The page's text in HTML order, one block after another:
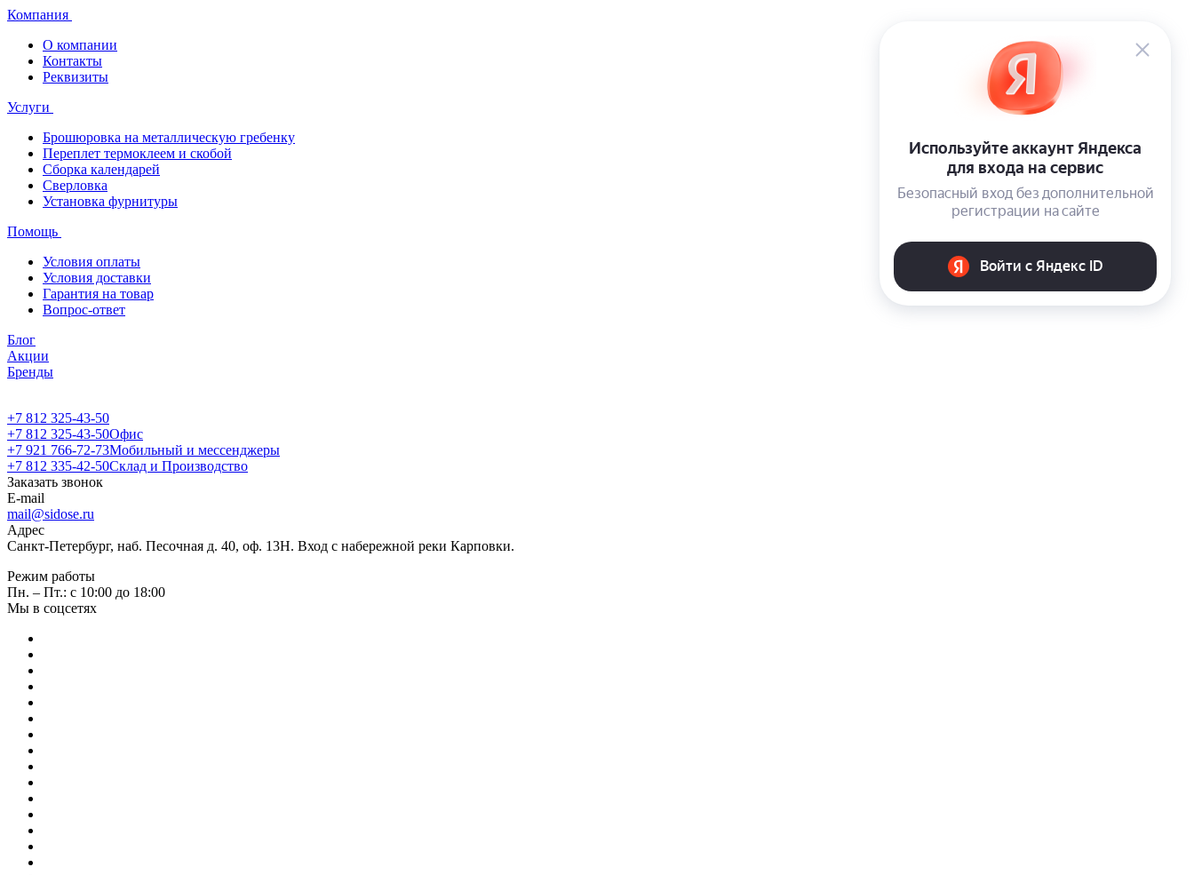
Компания
О компании
Контакты
Реквизиты
Услуги
Брошюровка на металлическую гребенку
Переплет термоклеем и скобой
Сборка календарей
Сверловка
Установка фурнитуры
Помощь
Условия оплаты
Условия доставки
Гарантия на товар
Вопрос-ответ
Блог
Акции
Бренды
+7 812 325-43-50
+7 812 325-43-50Офис
+7 921 766-72-73Мобильный и мессенджеры
+7 812 335-42-50Склад и Производство
Заказать звонок
E-mail
mail@sidose.ru
Адрес
Санкт-Петербург, наб. Песочная д. 40, оф. 13Н. Вход с набережной реки Карповки.
Режим работы
Пн. – Пт.: с 10:00 до 18:00
Мы в соцсетях